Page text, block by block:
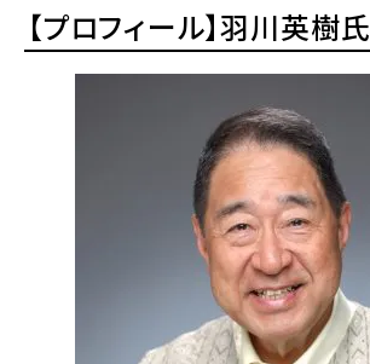
【プロフィール】羽川英樹氏